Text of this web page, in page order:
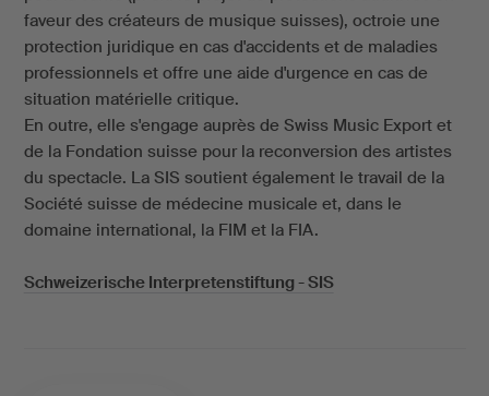
faveur des créateurs de musique suisses), octroie une
protection juridique en cas d'accidents et de maladies
professionnels et offre une aide d'urgence en cas de
situation matérielle critique.
En outre, elle s'engage auprès de Swiss Music Export et
de la Fondation suisse pour la reconversion des artistes
du spectacle. La SIS soutient également le travail de la
Société suisse de médecine musicale et, dans le
domaine international, la FIM et la FIA.
Schweizerische Interpretenstiftung - SIS